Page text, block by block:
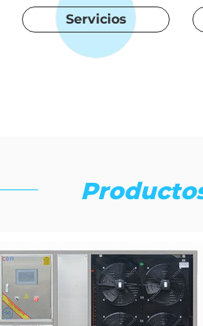
Servicios